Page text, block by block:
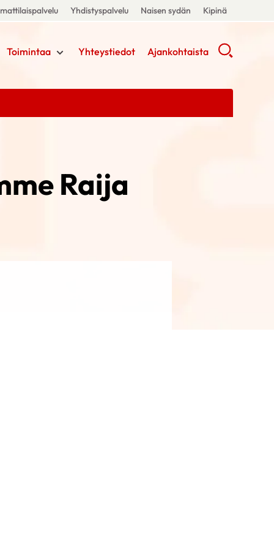
Yhdistyspalvelu Naisen sydän Kipinä
Toimintaa Yhteystiedot Ajankohtaista
Raija